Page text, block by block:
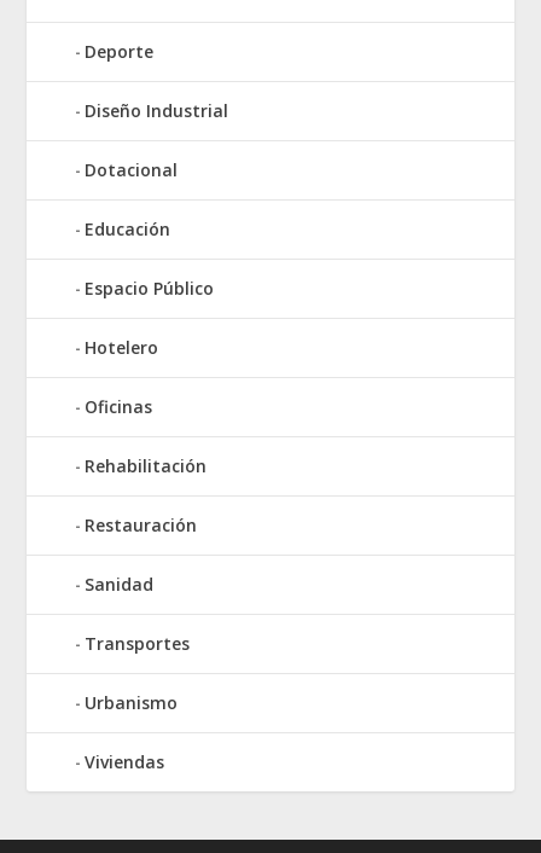
Deporte
Diseño Industrial
Dotacional
Educación
Espacio Público
Hotelero
Oficinas
Rehabilitación
Restauración
Sanidad
Transportes
Urbanismo
Viviendas